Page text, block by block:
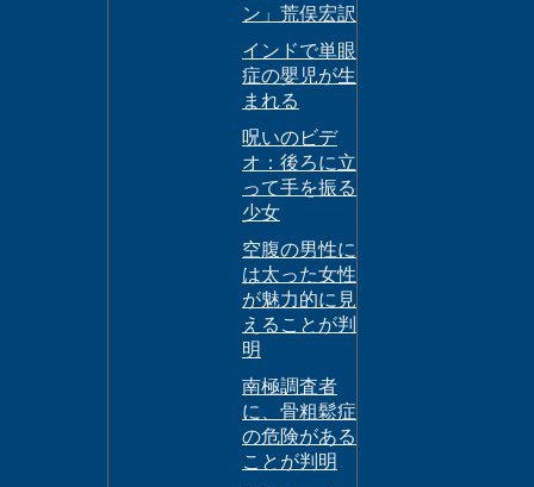
ン」荒俣宏訳
インドで単眼
症の嬰児が生
まれる
呪いのビデ
オ：後ろに立
って手を振る
少女
空腹の男性に
は太った女性
が魅力的に見
えることが判
明
南極調査者
に、骨粗鬆症
の危険がある
ことが判明